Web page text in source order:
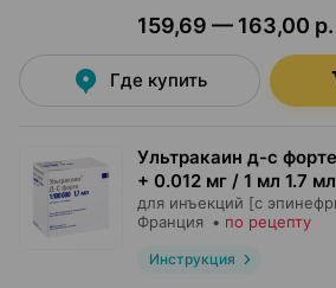
159,69 — 163,00 р.
Где купить
Ультракаин д-с
+ 0.012 мг / 1 мл 1.7 мл
для инъекций [с
Франция • по рецепту
Инструкция